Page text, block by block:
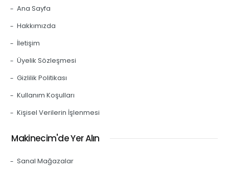
Ana Sayfa
Hakkımızda
İletişim
Üyelik Sözleşmesi
Gizlilik Politikası
Kullanım Koşulları
Kişisel Verilerin İşlenmesi
Makinecim'de Yer Alın
Sanal Mağazalar